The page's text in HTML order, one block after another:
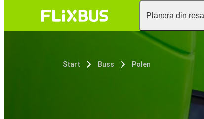
Planera din resa
Start Buss Polen